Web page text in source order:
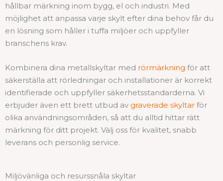
hållbar märkning inom bygg, el och industri. Med
möjlighet att anpassa varje skylt efter dina behov får du
en lösning som håller i tuffa miljöer och uppfyller
branschens krav.
Kombinera dina metallskyltar med rörmärkning för att
säkerställa att rörledningar och installationer är korrekt
identifierade och uppfyller säkerhetsstandarderna. Vi
erbjuder även ett brett utbud av graverade skyltar för
olika användningsområden, så att du alltid hittar rätt
märkning för ditt projekt. Välj oss för kvalitet, snabb
leverans och personlig service.
Miljövänliga och resurssnåla skyltar